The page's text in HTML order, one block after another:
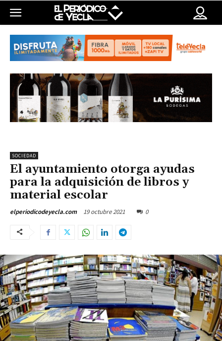
SOCIEDAD
El ayuntamiento otorga ayudas
para la adquisición de libros y
material escolar
elperiodicodeyecla.com 19 octubre 2021 0